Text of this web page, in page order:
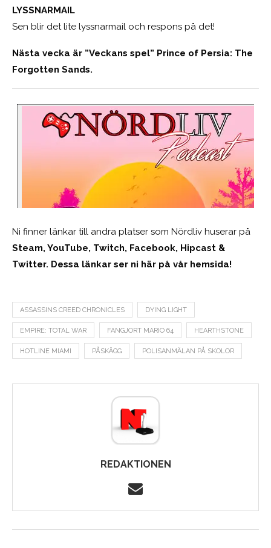
LYSSNARMAIL
Sen blir det lite lyssnarmail och respons på det!
Nästa vecka är ”Veckans spel” Prince of Persia: The
Forgotten Sands.
Ni finner länkar till andra platser som Nördliv huserar på
Steam, YouTube, Twitch, Facebook, Hipcast &
Twitter. Dessa länkar ser ni här på vår hemsida!
ASSASSINS CREED CHRONICLES DYING LIGHT
EMPIRE: TOTAL WAR FANGJORT MARIO 64 HEARTHSTONE
HOTLINE MIAMI PÅSKÄGG POLISANMÄLAN PÅ SKOLOR
REDAKTIONEN